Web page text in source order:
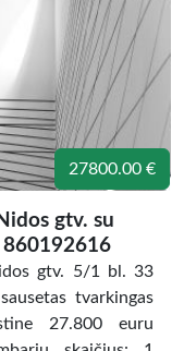
27800.00 €
gtv. su
gtv. 5/1 bl. 33
tvarkingas
27.800 euru